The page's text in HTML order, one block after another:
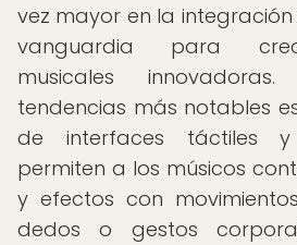
vez mayor en la
vanguardia para
musicales
tendencias más notables
de interfaces táctiles
permiten a los músicos
y efectos con
dedos o gestos